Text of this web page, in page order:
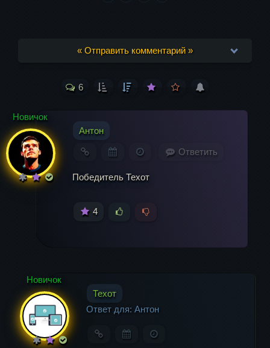
« Отправить комментарий »
Обязательные поля помечены*
Комментарий
Имя
Email*
6
Новичок
Антон
Ответить
Победитель Техот
4
Новичок
Техот
Ответ для: Антон